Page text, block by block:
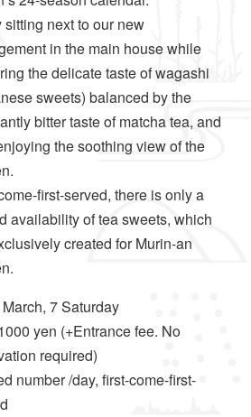
sitting next to our new
in the main house while
the delicate taste of wagashi
sweets) balanced by the
bitter taste of matcha tea, and
the soothing view of the
first-served, there is only a
availability of tea sweets, which
created for Murin-an
7 Saturday
yen (+Entrance fee. No
required)
number /day, first-come-first-